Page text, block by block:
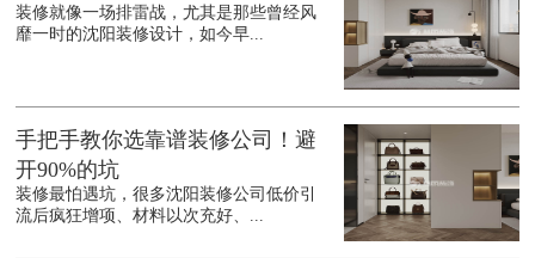
装修就像一场排雷战，尤其是那些曾经风
靡一时的沈阳装修设计，如今早...
手把手教你选靠谱装修公司！避
开90%的坑
装修最怕遇坑，很多沈阳装修公司低价引
流后疯狂增项、材料以次充好、...